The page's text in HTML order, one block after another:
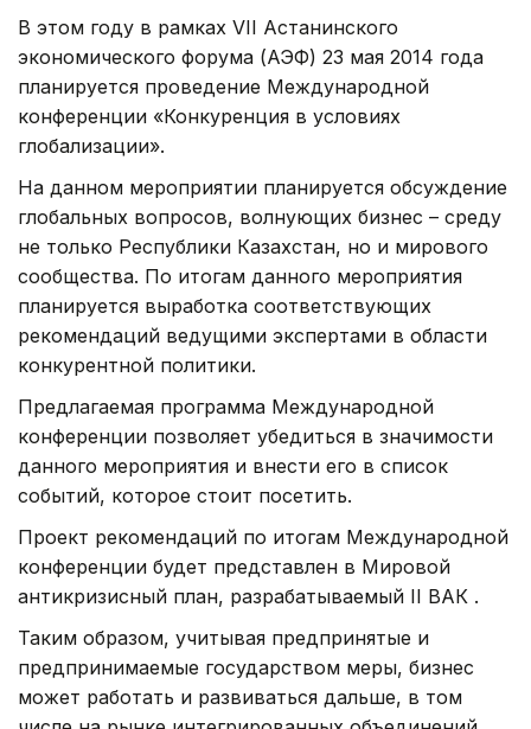
В этом году в рамках VII Астанинского
экономического форума (АЭФ) 23 мая 2014 года
планируется проведение Международной
конференции «Конкуренция в условиях
глобализации».
На данном мероприятии планируется обсуждение
глобальных вопросов, волнующих бизнес – среду
не только Республики Казахстан, но и мирового
сообщества. По итогам данного мероприятия
планируется выработка соответствующих
рекомендаций ведущими экспертами в области
конкурентной политики.
Предлагаемая программа Международной
конференции позволяет убедиться в значимости
данного мероприятия и внести его в список
событий, которое стоит посетить.
Проект рекомендаций по итогам Международной
конференции будет представлен в Мировой
антикризисный план, разрабатываемый II ВАК .
Таким образом, учитывая предпринятые и
предпринимаемые государством меры, бизнес
может работать и развиваться дальше, в том